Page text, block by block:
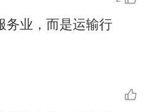
务业，而是运输行